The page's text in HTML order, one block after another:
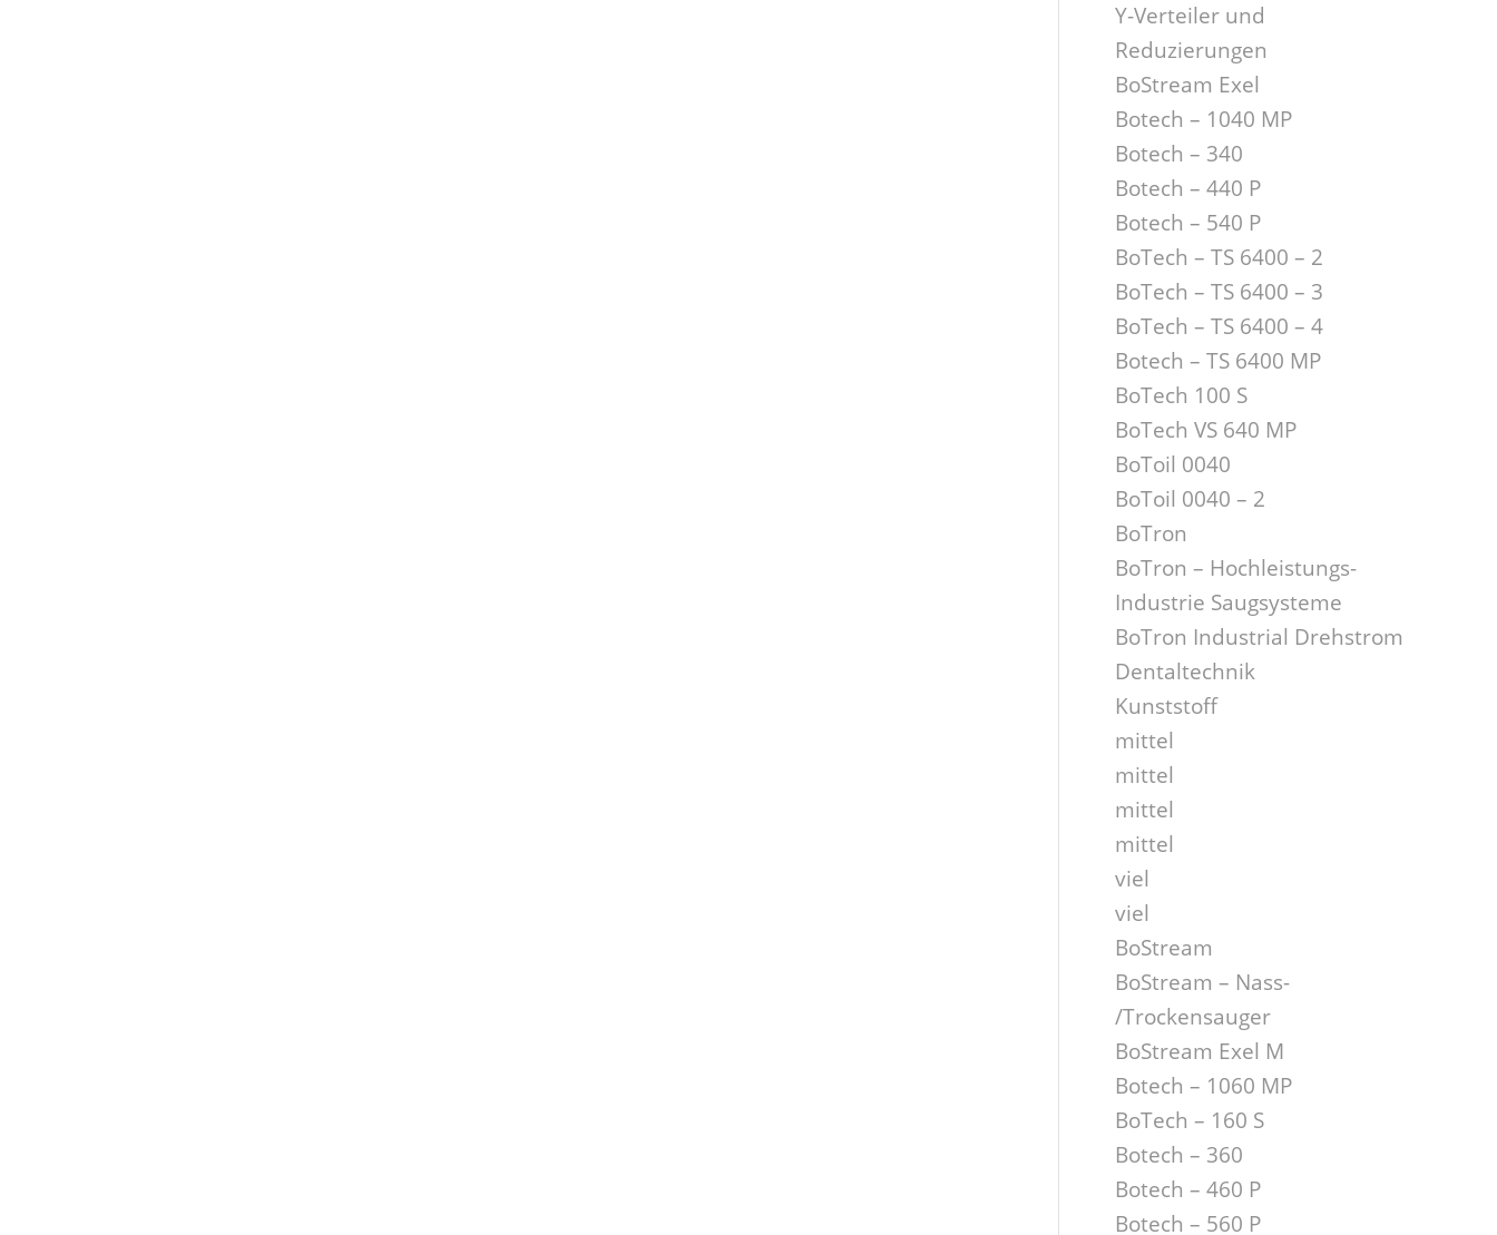
Y-Verteiler und
Reduzierungen
BoStream Exel
Botech – 1040 MP
Botech – 340
Botech – 440 P
Botech – 540 P
BoTech – TS 6400 – 2
BoTech – TS 6400 – 3
BoTech – TS 6400 – 4
Botech – TS 6400 MP
BoTech 100 S
BoTech VS 640 MP
BoToil 0040
BoToil 0040 – 2
BoTron
BoTron – Hochleistungs-
Industrie Saugsysteme
BoTron Industrial Drehstrom
Dentaltechnik
Kunststoff
mittel
mittel
mittel
mittel
viel
viel
BoStream
BoStream – Nass-
/Trockensauger
BoStream Exel M
Botech – 1060 MP
BoTech – 160 S
Botech – 360
Botech – 460 P
Botech – 560 P